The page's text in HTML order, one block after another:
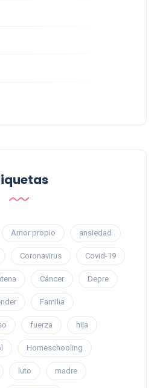
Amor propio ansiedad
Coronavirus Covid-19
Cáncer Depre
Familia
fuerza hija
Homeschooling
luto madre